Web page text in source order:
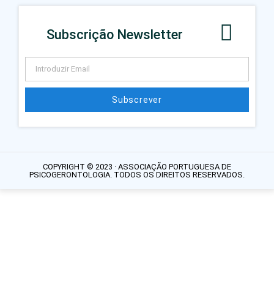
Subscrição Newsletter
Subscrever
COPYRIGHT © 2023 · ASSOCIAÇÃO PORTUGUESA DE
PSICOGERONTOLOGIA. TODOS OS DIREITOS RESERVADOS.